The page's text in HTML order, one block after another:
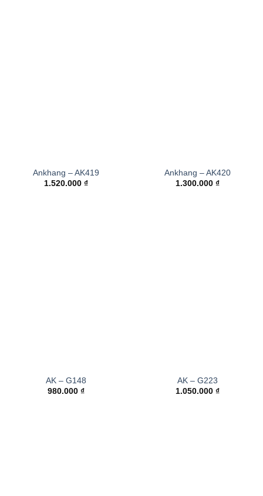
Ankhang – AK419
1.520.000 ₫
Ankhang – AK420
1.300.000 ₫
AK – G148
980.000 ₫
AK – G223
1.050.000 ₫